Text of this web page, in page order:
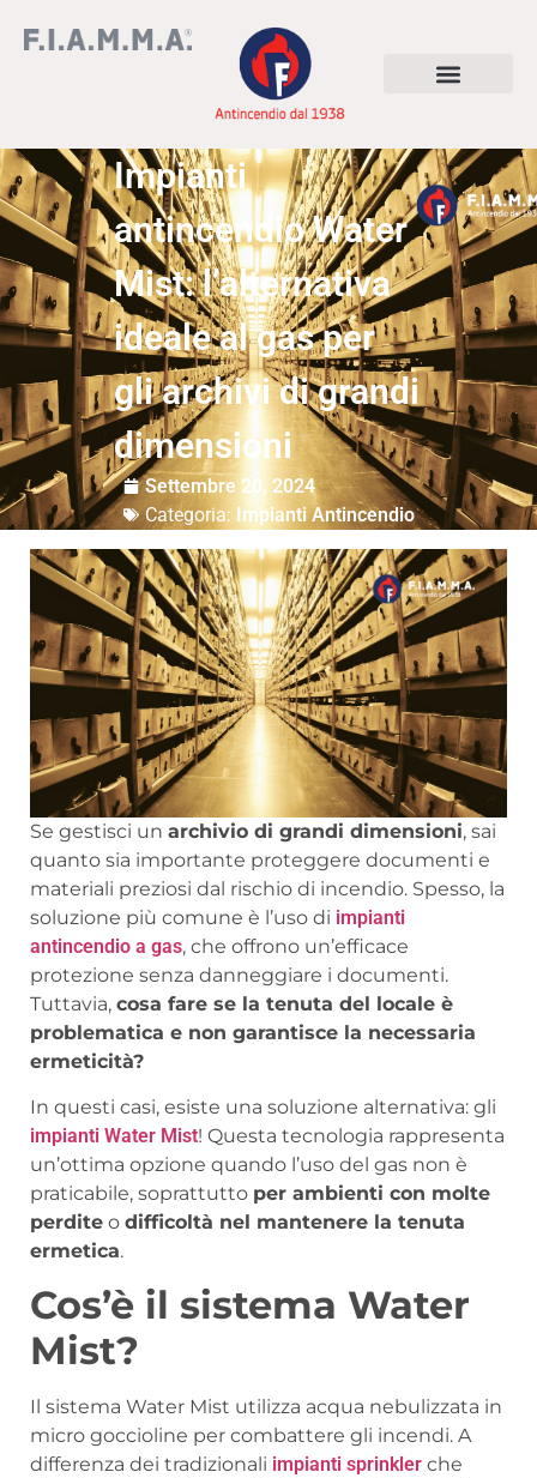
Impianti
antincendio Water
Mist: l’alternativa
ideale al gas per
gli archivi di grandi
dimensioni
Settembre 20, 2024
Categoria: Impianti Antincendio
Se gestisci un archivio di grandi dimensioni, sai
quanto sia importante proteggere documenti e
materiali preziosi dal rischio di incendio. Spesso, la
soluzione più comune è l’uso di impianti
antincendio a gas, che offrono un’efficace
protezione senza danneggiare i documenti.
Tuttavia, cosa fare se la tenuta del locale è
problematica e non garantisce la necessaria
ermeticità?
In questi casi, esiste una soluzione alternativa: gli
impianti Water Mist! Questa tecnologia rappresenta
un’ottima opzione quando l’uso del gas non è
praticabile, soprattutto per ambienti con molte
perdite o difficoltà nel mantenere la tenuta
ermetica.
Cos’è il sistema Water
Mist?
Il sistema Water Mist utilizza acqua nebulizzata in
micro goccioline per combattere gli incendi. A
differenza dei tradizionali impianti sprinkler che